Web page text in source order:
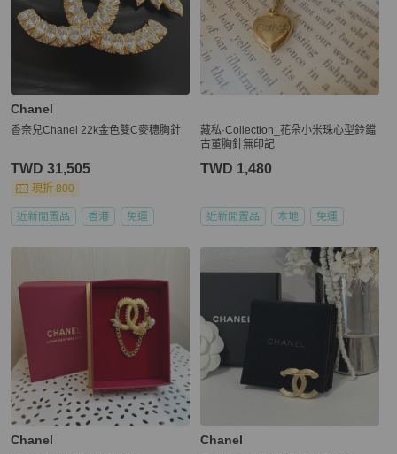
Chanel
香奈兒Chanel 22k金色雙C麥穗胸針
TWD 31,505
現折 800
近新閒置品 香港 免運
藏私·Collection_花朵小米珠心型鈴鐺
古董胸針無印記
TWD 1,480
近新閒置品 本地 免運
Chanel Chanel